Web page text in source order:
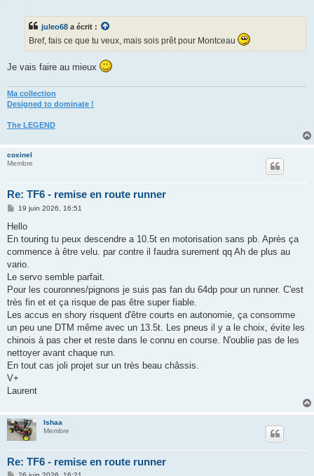
juleo68 a écrit :
Bref, fais ce que tu veux, mais sois prêt pour Montceau
Je vais faire au mieux
Ma collection
Designed to dominate !
The LEGEND
coxinel
Membre
Re: TF6 - remise en route runner
M
s
a
g
19 juin 2026, 16:51
Hello
En touring tu peux descendre a 10.5t en motorisation sans pb. Après ça
commence à être velu. par contre il faudra surement qq Ah de plus au
vario.
Le servo semble parfait.
Pour les couronnes/pignons je suis pas fan du 64dp pour un runner. C'est
très fin et et ça risque de pas être super fiable.
Les accus en shory risquent d'être courts en autonomie, ça consomme
un peu une DTM même avec un 13.5t. Les pneus il y a le choix, évite les
chinois à pas cher et reste dans le connu en course. N'oublie pas de les
nettoyer avant chaque run.
En tout cas joli projet sur un très beau châssis.
V+
Laurent
Ishaa
Membre
Re: TF6 - remise en route runner
M